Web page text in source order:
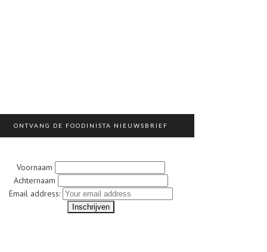
ONTVANG DE FOODINISTA NIEUWSBRIEF
Voornaam
Achternaam
Email address: